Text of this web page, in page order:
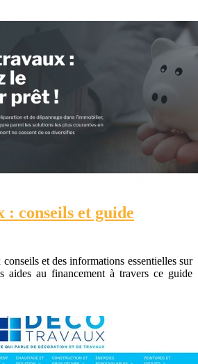
conseils et guide
et des informations essentielles sur
aides au financement à travers ce guide